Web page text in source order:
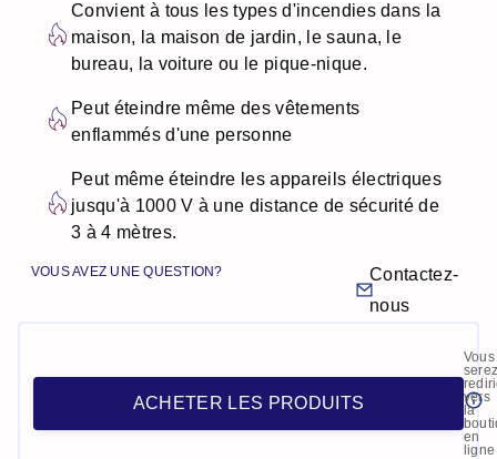
Convient à tous les types d'incendies dans la
maison, la maison de jardin, le sauna, le
bureau, la voiture ou le pique-nique.
Peut éteindre même des vêtements
enflammés d'une personne
Peut même éteindre les appareils électriques
jusqu'à 1000 V à une distance de sécurité de
3 à 4 mètres.
ACHETER LES PRODUITS
Vous
vers
la
en
ligne
VOUS AVEZ UNE QUESTION?
Contactez-
nous